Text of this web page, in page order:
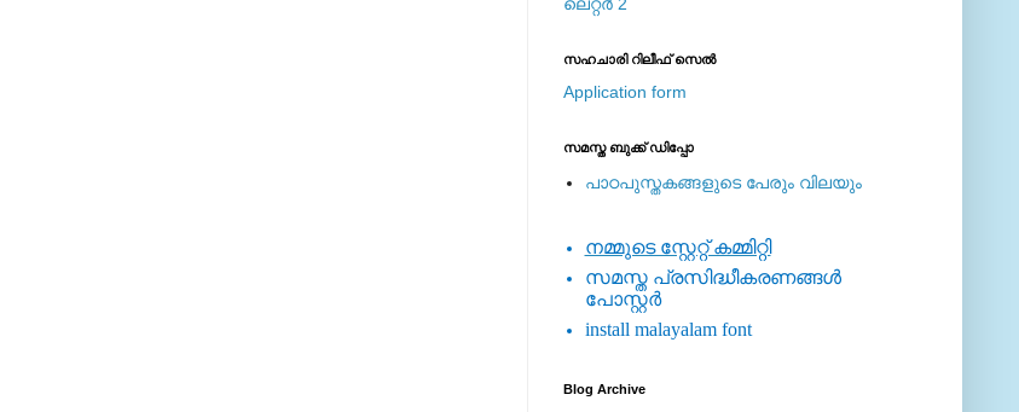
സഹചാരി റിലീഫ് സെല്‍
Application form
സമസ്ത ബുക്ക് ഡിപ്പോ
പാഠപുസ്തകങ്ങളുടെ പേരും വിലയും
നമ്മുടെ സ്റ്റേറ്റ് കമ്മിറ്റി
സമസ്ത പ്രസിദ്ധീകരണങ്ങള്‍
പോസ്റ്റര്‍
install malayalam font
Blog Archive